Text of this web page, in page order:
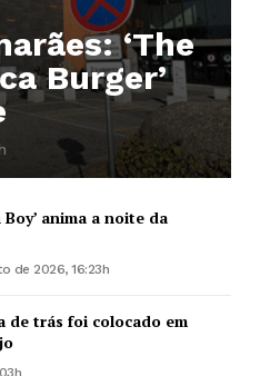
‘The
Burger’
anima a noite da
de 2026, 16:23h
de trás foi colocado em